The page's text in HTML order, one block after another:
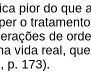
pior do que
o
de
vida real,
p. 173).